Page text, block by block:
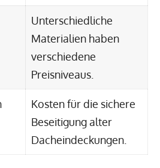
Unterschiedliche
Materialien haben
verschiedene
Preisniveaus.
Kosten für die sichere
Beseitigung alter
Dacheindeckungen.